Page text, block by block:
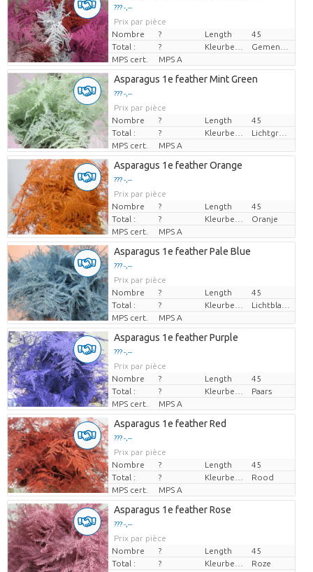
??? -,--
Prix par pièce
Nombre
? Length
45
Total :
?
MPS cert.
MPS A
Asparagus 1e feather Mint Green
??? -,--
Prix par pièce
Nombre
? Length
45
Total :
?
MPS cert.
MPS A
Asparagus 1e feather Orange
??? -,--
Prix par pièce
Nombre
? Length
45
Total :
?
Oranje
MPS cert.
MPS A
Asparagus 1e feather Pale Blue
??? -,--
Prix par pièce
Nombre
? Length
45
Total :
?
MPS cert.
MPS A
Asparagus 1e feather Purple
??? -,--
Prix par pièce
Nombre
? Length
45
Total :
?
Paars
MPS cert.
MPS A
Asparagus 1e feather Red
??? -,--
Prix par pièce
Nombre
? Length
45
Total :
?
Rood
MPS cert.
MPS A
Asparagus 1e feather Rose
??? -,--
Prix par pièce
Nombre
? Length
45
Total :
?
Roze